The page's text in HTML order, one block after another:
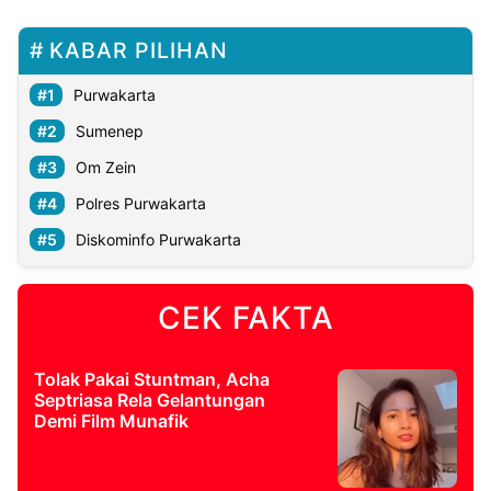
KABAR PILIHAN
Purwakarta
Sumenep
Om Zein
Polres Purwakarta
Diskominfo Purwakarta
CEK FAKTA
Tolak Pakai Stuntman, Acha
Septriasa Rela Gelantungan
Demi Film Munafik